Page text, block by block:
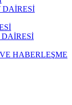
HABERLEŞME